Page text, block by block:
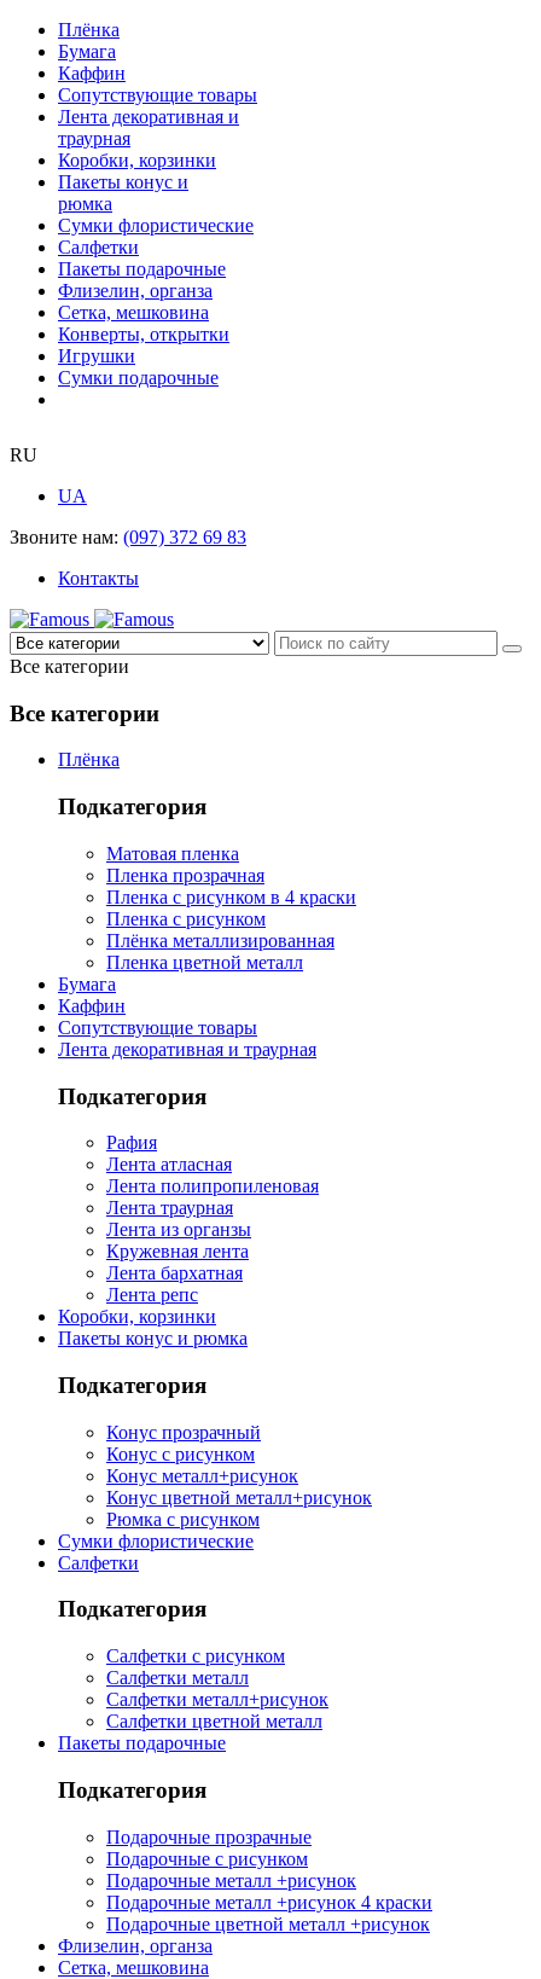
Плёнка
Бумага
Каффин
Сопутствующие товары
Лента декоративная и
траурная
Коробки, корзинки
Пакеты конус и
рюмка
Сумки флористические
Салфетки
Пакеты подарочные
Флизелин, органза
Сетка, мешковина
Конверты, открытки
Игрушки
Сумки подарочные
RU
UA
Звоните нам: (097) 372 69 83
Контакты
Все категории
Все категории
Плёнка
Подкатегория
Матовая пленка
Пленка прозрачная
Пленка с рисунком в 4 краски
Пленка с рисунком
Плёнка металлизированная
Пленка цветной металл
Бумага
Каффин
Сопутствующие товары
Лента декоративная и траурная
Подкатегория
Рафия
Лента атласная
Лента полипропиленовая
Лента траурная
Лента из органзы
Кружевная лента
Лента бархатная
Лента репс
Коробки, корзинки
Пакеты конус и рюмка
Подкатегория
Конус прозрачный
Конус с рисунком
Конус металл+рисунок
Конус цветной металл+рисунок
Рюмка с рисунком
Сумки флористические
Салфетки
Подкатегория
Салфетки с рисунком
Салфетки металл
Салфетки металл+рисунок
Салфетки цветной металл
Пакеты подарочные
Подкатегория
Подарочные прозрачные
Подарочные с рисунком
Подарочные металл +рисунок
Подарочные металл +рисунок 4 краски
Подарочные цветной металл +рисунок
Флизелин, органза
Сетка, мешковина